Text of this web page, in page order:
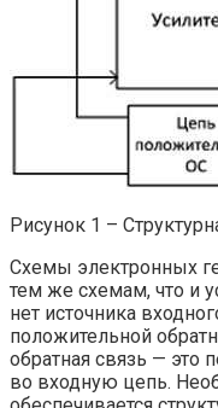
Рисунок 1 –
Схемы электронных
тем же схемам, что и
нет источника
положительной
обратная связь — это
во входную цепь.